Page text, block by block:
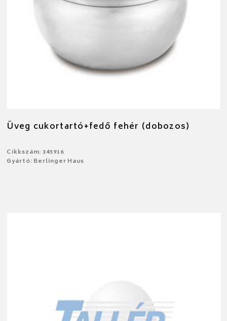
Üveg cukortartó+fedő fehér (dobozos)
Cikkszám: 345916
Gyártó: Berlinger Haus